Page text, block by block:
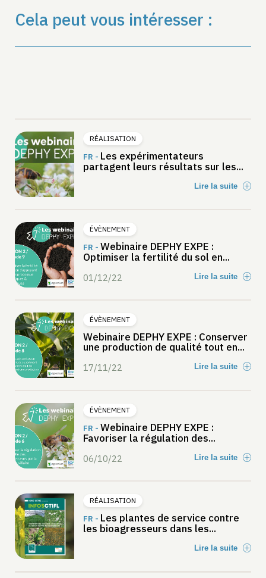
Cela peut vous intéresser :
RÉALISATION
FR - Les expérimentateurs
partagent leurs résultats sur les...
Lire la suite
ÉVÈNEMENT
FR - Webinaire DEPHY EXPE :
Optimiser la fertilité du sol en...
01/12/22 Lire la suite
ÉVÈNEMENT
Webinaire DEPHY EXPE : Conserver
une production de qualité tout en...
17/11/22 Lire la suite
ÉVÈNEMENT
FR - Webinaire DEPHY EXPE :
Favoriser la régulation des...
06/10/22 Lire la suite
RÉALISATION
FR - Les plantes de service contre
les bioagresseurs dans les...
Lire la suite